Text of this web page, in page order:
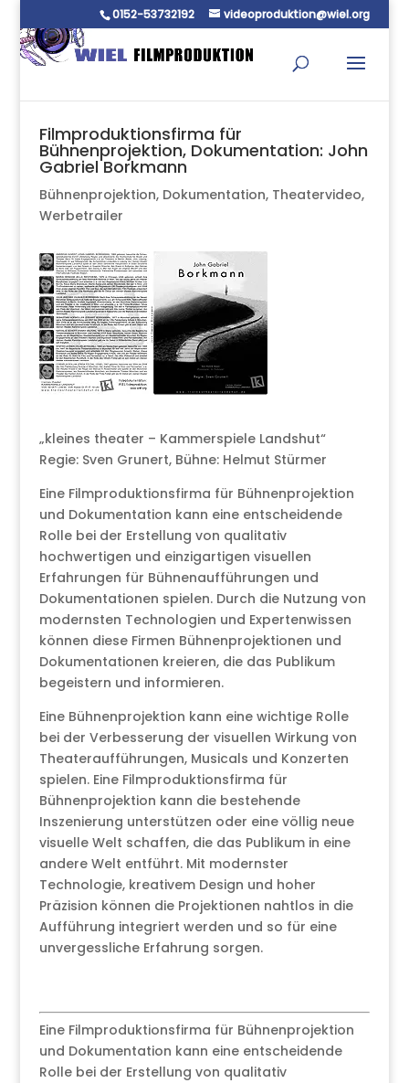
0152-53732192 videoproduktion@wiel.org
Filmproduktionsfirma für
Bühnenprojektion, Dokumentation: John
Gabriel Borkmann
Bühnenprojektion, Dokumentation, Theatervideo,
Werbetrailer
„kleines theater – Kammerspiele Landshut“
Regie: Sven Grunert, Bühne: Helmut Stürmer
Eine Filmproduktionsfirma für Bühnenprojektion
und Dokumentation kann eine entscheidende
Rolle bei der Erstellung von qualitativ
hochwertigen und einzigartigen visuellen
Erfahrungen für Bühnenaufführungen und
Dokumentationen spielen. Durch die Nutzung von
modernsten Technologien und Expertenwissen
können diese Firmen Bühnenprojektionen und
Dokumentationen kreieren, die das Publikum
begeistern und informieren.
Eine Bühnenprojektion kann eine wichtige Rolle
bei der Verbesserung der visuellen Wirkung von
Theateraufführungen, Musicals und Konzerten
spielen. Eine Filmproduktionsfirma für
Bühnenprojektion kann die bestehende
Inszenierung unterstützen oder eine völlig neue
visuelle Welt schaffen, die das Publikum in eine
andere Welt entführt. Mit modernster
Technologie, kreativem Design und hoher
Präzision können die Projektionen nahtlos in die
Aufführung integriert werden und so für eine
unvergessliche Erfahrung sorgen.
Eine Filmproduktionsfirma für Bühnenprojektion
und Dokumentation kann eine entscheidende
Rolle bei der Erstellung von qualitativ